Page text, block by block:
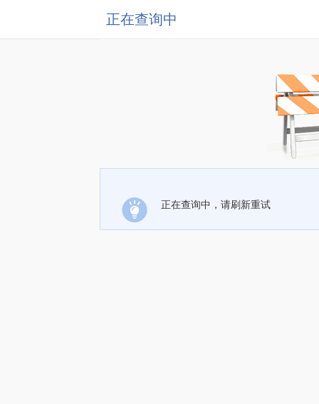
正在查询中
正在查询中，请刷新重试